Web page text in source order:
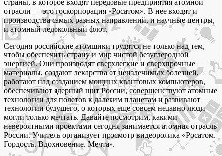
страны, в которое входят передовые предприятия атомной
отрасли — это госкорпорация «Росатом». В нее входят и
производства самых разных направлений, и научные центры,
и атомный ледокольный флот.
Сегодня российские атомщики трудятся не только над тем,
чтобы обеспечить страну и мир чистой безуглеродной
энергией. Они производят сверхлегкие и сверхпрочные
материалы, создают лекарства от неизлечимых болезней,
работают над созданием мощных квантовых компьютеров,
обеспечивают ядерный щит России, совершенствуют атомные
технологии для полетов к далеким планетам и развивают
технологии будущего, о которых еще совсем недавно люди
могли только мечтать. Давайте посмотрим, какими
невероятными проектами сегодня занимается атомная отрасль
России. Учитель организует просмотр видеоролика «Росатом.
Гордость. Вдохновение. Мечта».